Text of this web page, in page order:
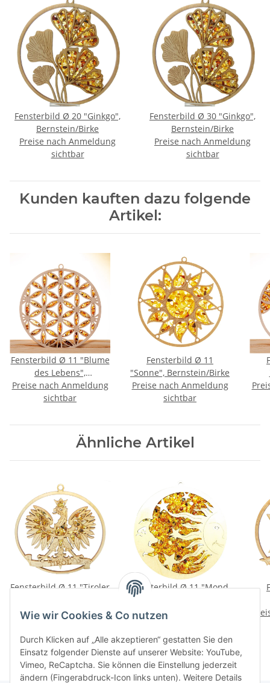
Wie wir Cookies & Co nutzen
Durch Klicken auf „Alle akzeptieren“ gestatten Sie den
Einsatz folgender Dienste auf unserer Website: YouTube,
Vimeo, ReCaptcha. Sie können die Einstellung jederzeit
ändern (Fingerabdruck-Icon links unten). Weitere Details
Fensterbild Ø 20 "Ginkgo",
Bernstein/Birke
Preise nach Anmeldung
sichtbar
Fensterbild Ø 30 "Ginkgo",
Bernstein/Birke
Preise nach Anmeldung
sichtbar
Kunden kauften dazu folgende
Artikel:
Fensterbild Ø 11 "Blume
des Lebens",
Bernstein/Birke
Preise nach Anmeldung
sichtbar
Fensterbild Ø 11
"Sonne", Bernstein/Birke
Preise nach Anmeldung
sichtbar
Ähnliche Artikel
Fensterbild Ø 11 "Tiroler
Preise nach Anmeldung
Fensterbild Ø 11 "Mond
Bernstein/Birke
Preise nach Anmeldung